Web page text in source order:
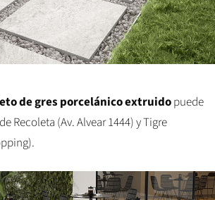
de gres porcelánico extruidopuede
Recoleta (Av. Alvear 1444) y Tigre